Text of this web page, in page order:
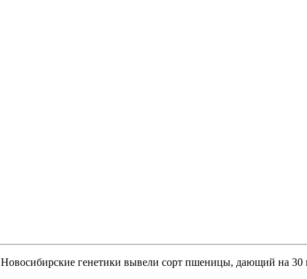
Новосибирские генетики вывели сорт пшеницы, дающий на 30